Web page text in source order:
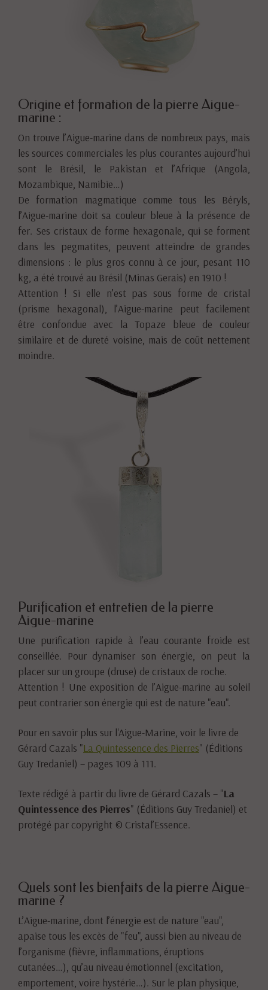
Origine et formation de la pierre Aigue-
marine :
On trouve l’Aigue-marine dans de nombreux pays, mais
les sources commerciales les plus courantes aujourd’hui
sont le Brésil, le Pakistan et l’Afrique (Angola,
Mozambique, Namibie…)
De formation magmatique comme tous les Béryls,
l’Aigue-marine doit sa couleur bleue à la présence de
fer. Ses cristaux de forme hexagonale, qui se forment
dans les pegmatites, peuvent atteindre de grandes
dimensions : le plus gros connu à ce jour, pesant 110
kg, a été trouvé au Brésil (Minas Gerais) en 1910 !
Attention ! Si elle n’est pas sous forme de cristal
(prisme hexagonal), l’Aigue-marine peut facilement
être confondue avec la Topaze bleue de couleur
similaire et de dureté voisine, mais de coût nettement
moindre.
Purification et entretien de la pierre
Aigue-marine
Une purification rapide à l’eau courante froide est
conseillée. Pour dynamiser son énergie, on peut la
placer sur un groupe (druse) de cristaux de roche.
Attention ! Une exposition de l’Aigue-marine au soleil
peut contrarier son énergie qui est de nature "eau".
Pour en savoir plus sur l'Aigue-Marine, voir le livre de
Gérard Cazals "La Quintessence des Pierres" (Éditions
Guy Tredaniel) – pages 109 à 111.
Texte rédigé à partir du livre de Gérard Cazals – "La
Quintessence des Pierres" (Éditions Guy Tredaniel) et
protégé par copyright © Cristal’Essence.
Quels sont les bienfaits de la pierre Aigue-
marine ?
L’Aigue-marine, dont l’énergie est de nature "eau",
apaise tous les excès de "feu", aussi bien au niveau de
l’organisme (fièvre, inflammations, éruptions
cutanées…), qu’au niveau émotionnel (excitation,
emportement, voire hystérie…). Sur le plan physique,